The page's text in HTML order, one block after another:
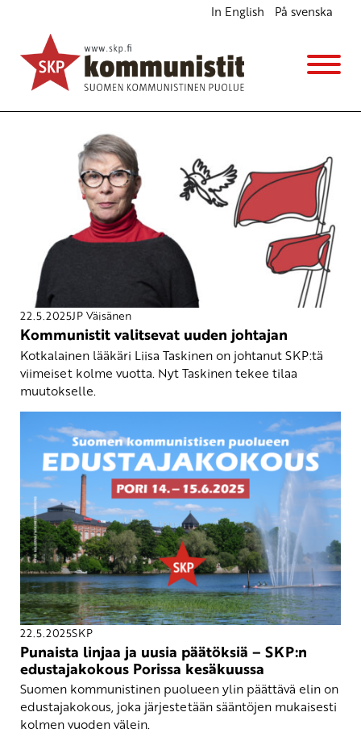
In English På svenska
tulevaisuus
22.5.2025JP Väisänen
Kommunistit valitsevat uuden johtajan
Kotkalainen lääkäri Liisa Taskinen on johtanut SKP:tä
viimeiset kolme vuotta. Nyt Taskinen tekee tilaa
muutokselle.
22.5.2025SKP
Punaista linjaa ja uusia päätöksiä – SKP:n
edustajakokous Porissa kesäkuussa
Suomen kommunistinen puolueen ylin päättävä elin on
edustajakokous, joka järjestetään sääntöjen mukaisesti
kolmen vuoden välein.